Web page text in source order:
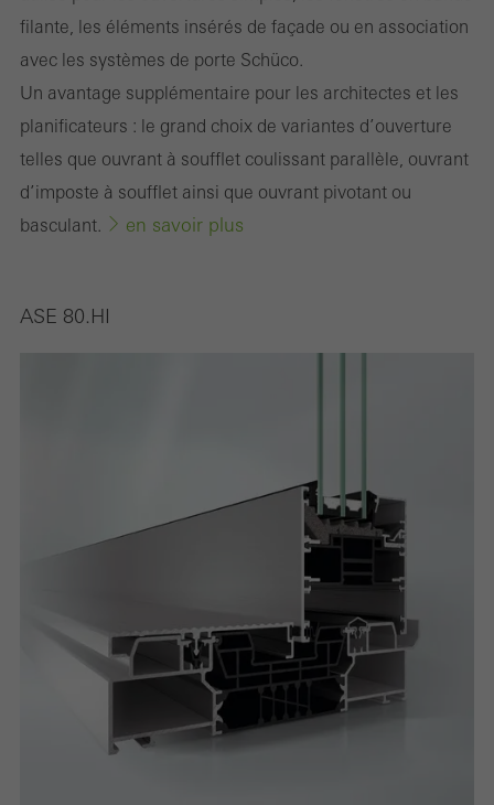
filante, les éléments insérés de façade ou en association
avec les systèmes de porte Schüco.
Un avantage supplémentaire pour les architectes et les
planificateurs : le grand choix de variantes d’ouverture
telles que ouvrant à soufflet coulissant parallèle, ouvrant
d’imposte à soufflet ainsi que ouvrant pivotant ou
basculant.
en savoir plus
ASE 80.HI
désactivés. Sans ces cookies, certaines parties des pages web
ou des services souhaités ne peuvent pas être mis à disposition.
Statistiques / Cookies d´analyse
Ces cookies sont utilisés à des fins statistiques pour analyser l
´utilisation du site web et pour optimiser l´offre, par exemple en
évaluant les campagnes qui ont été menées. Ces cookies sont
´utilisation du site web, le nombre de visites, le temps moyen
publicités personnalisées et attrayantes pour les utilisateurs
individuels. Pour ce faire, ils suivent les visiteurs sur les sites web.
Cela implique également l´utilisation de services de tiers qui sont
Sauvegarder